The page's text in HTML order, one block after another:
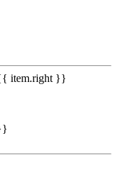
item.right }}